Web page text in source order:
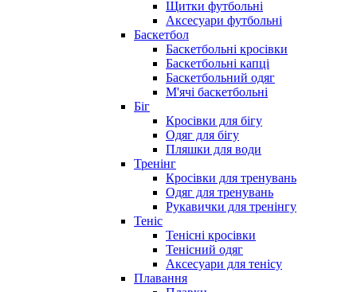
Щитки футбольні
Аксесуари футбольні
Баскетбол
Баскетбольні кросівки
Баскетбольні капці
Баскетбольний одяг
М'ячі баскетбольні
Біг
Кросівки для бігу
Одяг для бігу
Пляшки для води
Тренінг
Кросівки для тренувань
Одяг для тренувань
Рукавички для тренінгу
Теніс
Тенісні кросівки
Тенісний одяг
Аксесуари для тенісу
Плавання